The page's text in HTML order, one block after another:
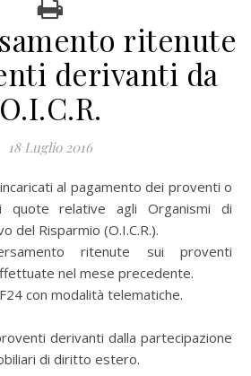
ritenute
derivanti da
O.I.C.R.
18 Luglio 2016
quote relative agli Organismi di
del Risparmio (O.I.C.R.).
ritenute sui proventi
nel mese precedente.
con modalità telematiche.
derivanti dalla partecipazione
di diritto estero.